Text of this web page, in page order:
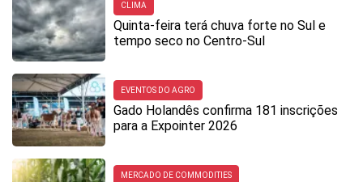
CLIMA
Quinta-feira terá chuva forte no Sul e
tempo seco no Centro-Sul
EVENTOS DO AGRO
Gado Holandês confirma 181 inscrições
para a Expointer 2026
MERCADO DE COMMODITIES